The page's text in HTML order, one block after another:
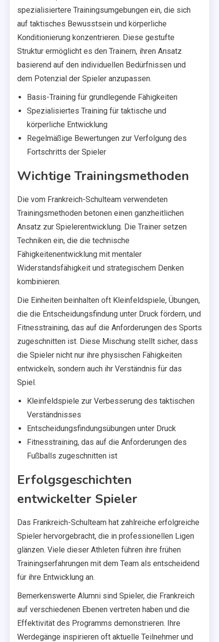
spezialisiertere Trainingsumgebungen ein, die sich
auf taktisches Bewusstsein und körperliche
Konditionierung konzentrieren. Diese gestufte
Struktur ermöglicht es den Trainern, ihren Ansatz
basierend auf den individuellen Bedürfnissen und
dem Potenzial der Spieler anzupassen.
Basis-Training für grundlegende Fähigkeiten
Spezialisiertes Training für taktische und
körperliche Entwicklung
Regelmäßige Bewertungen zur Verfolgung des
Fortschritts der Spieler
Wichtige Trainingsmethoden
Die vom Frankreich-Schulteam verwendeten
Trainingsmethoden betonen einen ganzheitlichen
Ansatz zur Spielerentwicklung. Die Trainer setzen
Techniken ein, die die technische
Fähigkeitenentwicklung mit mentaler
Widerstandsfähigkeit und strategischem Denken
kombinieren.
Die Einheiten beinhalten oft Kleinfeldspiele, Übungen,
die die Entscheidungsfindung unter Druck fördern, und
Fitnesstraining, das auf die Anforderungen des Sports
zugeschnitten ist. Diese Mischung stellt sicher, dass
die Spieler nicht nur ihre physischen Fähigkeiten
entwickeln, sondern auch ihr Verständnis für das
Spiel.
Kleinfeldspiele zur Verbesserung des taktischen
Verständnisses
Entscheidungsfindungsübungen unter Druck
Fitnesstraining, das auf die Anforderungen des
Fußballs zugeschnitten ist
Erfolgsgeschichten
entwickelter Spieler
Das Frankreich-Schulteam hat zahlreiche erfolgreiche
Spieler hervorgebracht, die in professionellen Ligen
glänzen. Viele dieser Athleten führen ihre frühen
Trainingserfahrungen mit dem Team als entscheidend
für ihre Entwicklung an.
Bemerkenswerte Alumni sind Spieler, die Frankreich
auf verschiedenen Ebenen vertreten haben und die
Effektivität des Programms demonstrieren. Ihre
Werdegänge inspirieren oft aktuelle Teilnehmer und